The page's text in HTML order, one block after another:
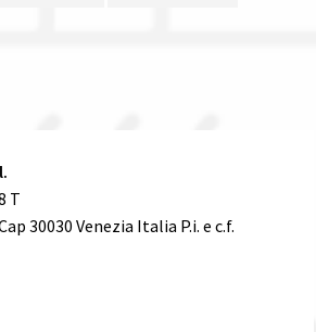
T
30030 Venezia Italia P.i. e c.f.